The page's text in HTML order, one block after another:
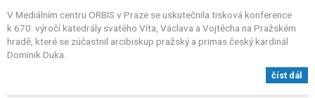
V Mediálním centru ORBIS v Praze se uskutečnila tisková konference
k 670. výročí katedrály svatého Víta, Václava a Vojtěcha na Pražském
hradě, které se zúčastnil arcibiskup pražský a primas český kardinál
Dominik Duka.
číst dál